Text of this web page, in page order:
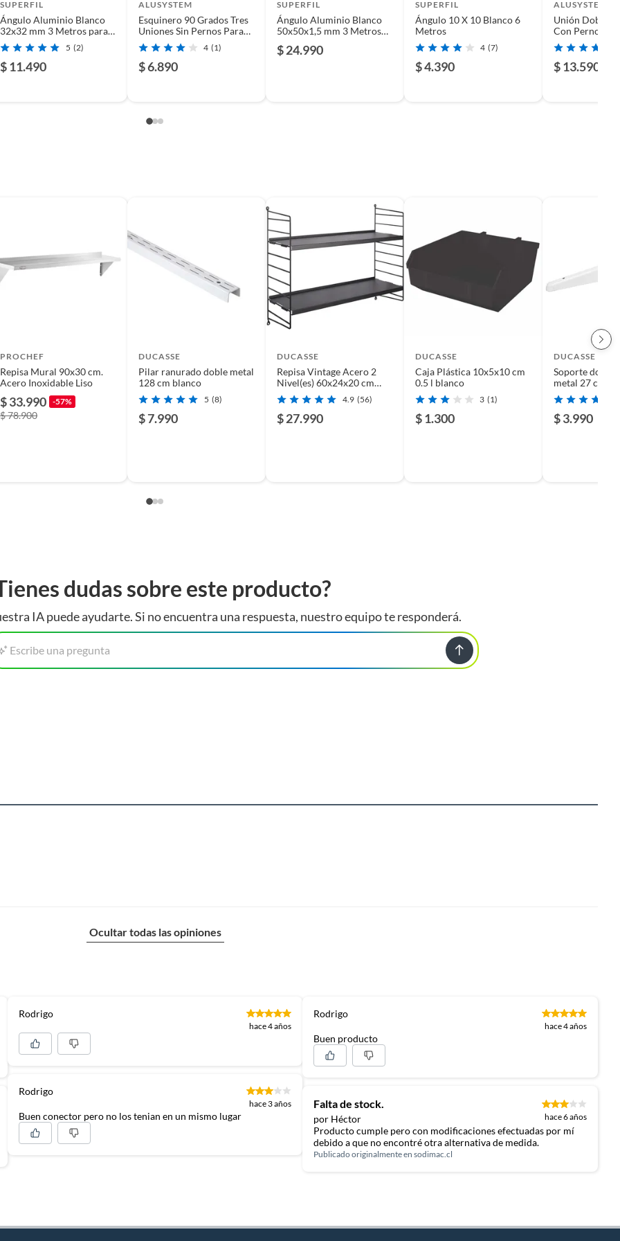
resistencia y durabilidad, gracias a su material de
una alta resistencia a la tracción, asegurando
Correctas
te recomendamos revisar nuestras fijaciones
metales, como las roscalatas. Estos elementos te
en esa condición a un precio reducido.
entre otros análogos.
SUPERFIL
Ángulo Aluminio Blanco
32x32 mm 3 Metros para
Acabado Estructural
5 (2)
$ 11.490
ALUSYSTEM
Esquinero 90 Grados Tres
Uniones Sin Pernos Para
Fijación Broche 4 (1)
$ 6.890
SUPERFIL
Ángulo Aluminio Blanco
50x50x1,5 mm 3 Metros
$ 24.990
SUPERFIL
Ángulo 10 X 10 Blanco 6
Metros
4 (7)
$ 4.390
ALUSYSTEM
Unión Doble
Con Pernos
Fijación
$ 13.590
PROCHEF
Repisa Mural 90x30 cm.
Acero Inoxidable Liso
$ 33.990 -57%
$ 78.900
DUCASSE
Pilar ranurado doble metal
128 cm blanco
5 (8)
$ 7.990
DUCASSE
Repisa Vintage Acero 2
Nivel(es) 60x24x20 cm
Negro
4.9 (56)
$ 27.990
DUCASSE
Caja Plástica 10x5x10 cm
0.5 l blanco
3 (1)
$ 1.300
DUCASSE
Soporte doble
metal 27 cm
$ 3.990
dudas sobre este producto?
IA puede ayudarte. Si no encuentra una respuesta, nuestro equipo te responderá.
Escribe una pregunta
Ocultar todas las opiniones
Rodrigo
hace 4 años
Rodrigo
hace 3 años
Buen conector pero no los tenian en un mismo lugar
Rodrigo
hace 4 años
Buen producto
Falta de stock.
por Héctor hace 6 años
Producto cumple pero con modificaciones efectuadas por mí
debido a que no encontré otra alternativa de medida.
Publicado originalmente ensodimac.cl